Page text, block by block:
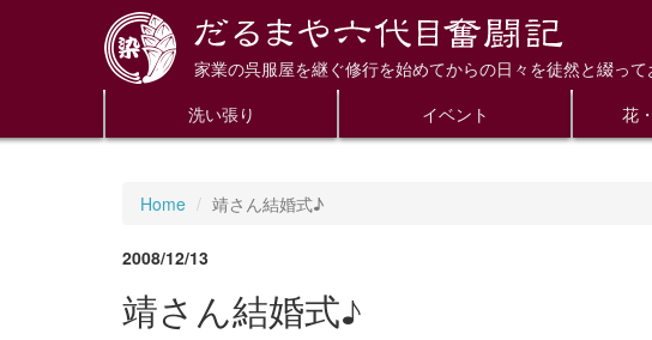
家業の呉服屋を継ぐ修行を始めてからの日々を徒然と綴って
洗い張り イベント 花
Home 靖さん結婚式♪
2008/12/13
靖さん結婚式♪